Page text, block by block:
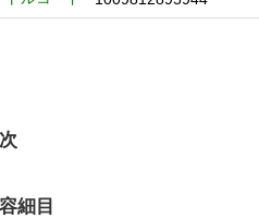
細目